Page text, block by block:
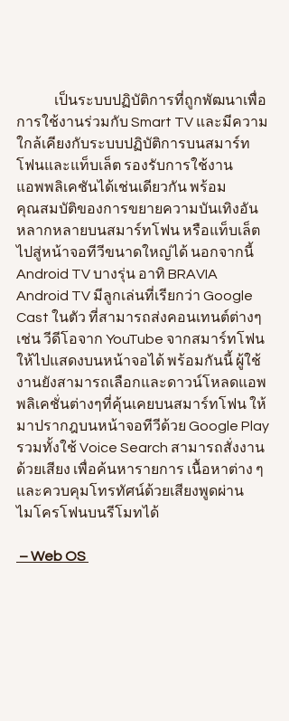
การใช้งานร่วมกับ Smart TV และมีความ
ใกล้เคียงกับระบบปฏิบัติการบนสมาร์ท
โฟนและแท็บเล็ต รองรับการใช้งาน
แอพพลิเคชันได้เช่นเดียวกัน พร้อม
คุณสมบัติของการขยายความบันเทิงอัน
หลากหลายบนสมาร์ทโฟน หรือแท็บเล็ต
ไปสู่หน้าจอทีวีขนาดใหญ่ได้ นอกจากนี้
Android TV บางรุ่น อาทิ BRAVIA
Android TV มีลูกเล่นที่เรียกว่า Google
Cast ในตัว ที่สามารถส่งคอนเทนต์ต่างๆ
เช่น วีดีโอจาก YouTube จากสมาร์ทโฟน
ให้ไปแสดงบนหน้าจอได้ พร้อมกันนี้ ผู้ใช้
งานยังสามารถเลือกและดาวน์โหลดแอพ
พลิเคชั่นต่างๆที่คุ้นเคยบนสมาร์ทโฟน ให้
มาปรากฎบนหน้าจอทีวีด้วย Google Play
รวมทั้งใช้ Voice Search สามารถสั่งงาน
ด้วยเสียง เพื่อค้นหารายการ เนื้อหาต่าง ๆ
และควบคุมโทรทัศน์ด้วยเสียงพูดผ่าน
ไมโครโฟนบนรีโมทได้
– Web OS